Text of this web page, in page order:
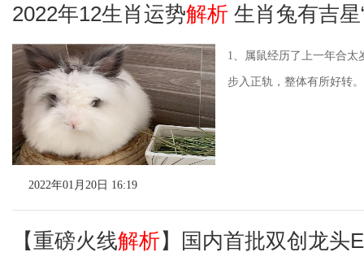
2022年12生肖运势解析 生肖兔有吉星
1、属鼠经历了上一年合
步入正轨，整体有所好转
2022年01月20日 16:19
【重磅火线解析】国内首批双创龙头